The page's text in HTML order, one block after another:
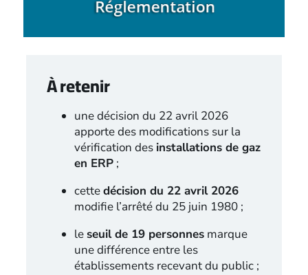
À retenir
une décision du 22 avril 2026
apporte des modifications sur la
vérification des installations de gaz
en ERP;
cettedécision du 22 avril 2026
modifie l’arrêté du 25 juin 1980 ;
le seuil de 19 personnesmarque
une différence entre les
établissements recevant du public ;